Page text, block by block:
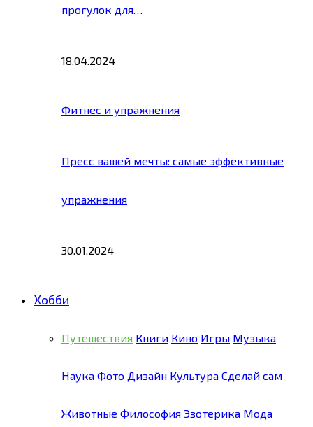
прогулок для…
18.04.2024
Фитнес и упражнения
Пресс вашей мечты: самые эффективные
упражнения
30.01.2024
Хобби
Путешествия Книги Кино Игры Музыка
Наука Фото Дизайн Культура Сделай сам
Животные Философия Эзотерика Мода